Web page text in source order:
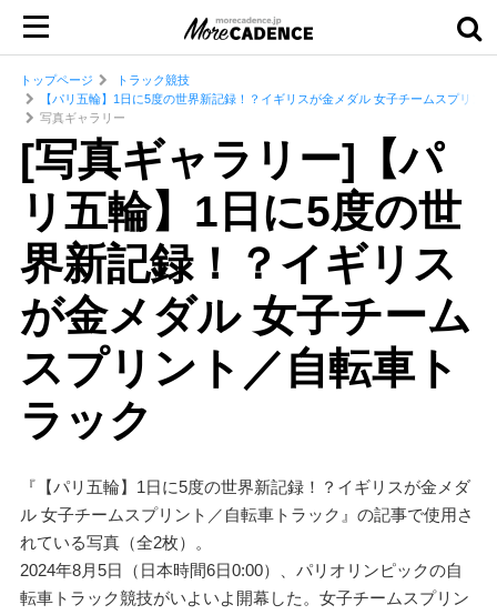
トップページ
トラック競技
【パリ五輪】1日に5度の世界新記録！？イギリスが金メダル 女子チームスプリン
写真ギャラリー
[写真ギャラリー]【パ
リ五輪】1日に5度の世
界新記録！？イギリス
が金メダル 女子チーム
スプリント／自転車ト
ラック
『【パリ五輪】1日に5度の世界新記録！？イギリスが金メダ
ル 女子チームスプリント／自転車トラック』の記事で使用さ
れている写真（全2枚）。
2024年8月5日（日本時間6日0:00）、パリオリンピックの自
転車トラック競技がいよいよ開幕した。女子チームスプリン